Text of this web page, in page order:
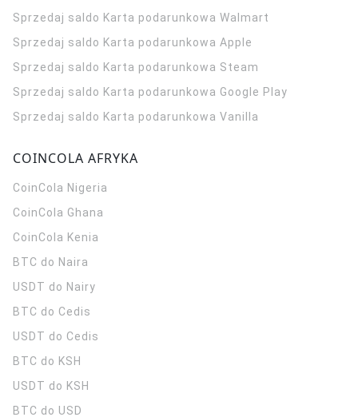
Sprzedaj saldo Karta podarunkowa Walmart
Sprzedaj saldo Karta podarunkowa Apple
Sprzedaj saldo Karta podarunkowa Steam
Sprzedaj saldo Karta podarunkowa Google Play
Sprzedaj saldo Karta podarunkowa Vanilla
COINCOLA AFRYKA
CoinCola Nigeria
CoinCola Ghana
CoinCola Kenia
BTC do Naira
USDT do Nairy
BTC do Cedis
USDT do Cedis
BTC do KSH
USDT do KSH
BTC do USD